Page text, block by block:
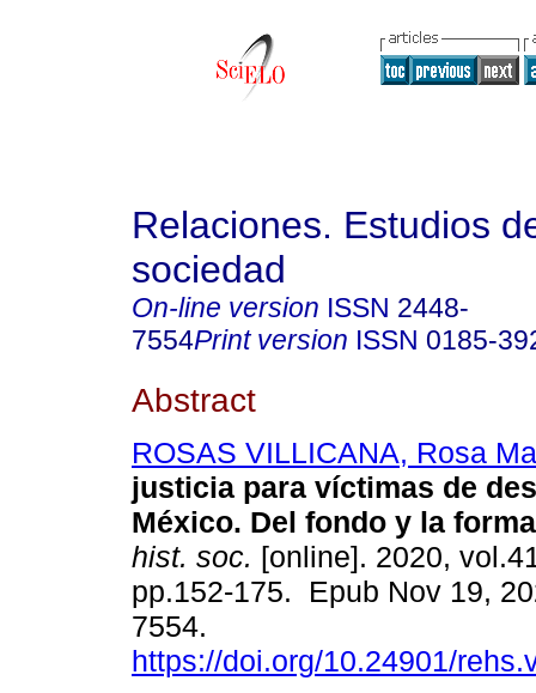
Relaciones. Estudios
sociedad
On-line version ISSN 2448-
7554Print version ISSN 0185-
Abstract
ROSAS VILLICANA, Rosa
justicia para víctimas de
México. Del fondo y la
hist. soc. [online]. 2020,
pp.152-175. Epub Nov 19,
7554.
https://doi.org/10.24901/